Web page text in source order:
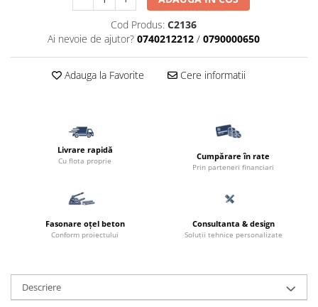
Accesorii pentru termosistem
Accesorii PVC
Vopsea lavabila pentru exterior
Vopsea lavabila pentru interior
vopsele si lacuri
Pervaz geam piatra compozita
Placi ceramice de exterior
Produse auxiliare
Cod Produs: C2136
Ai nevoie de ajutor? 0740212212 / 0790000650
Adauga la Favorite Cere informatii
Livrare rapidă
Cu flota proprie Cumpărare în rate
Prin parteneri financiari
Fasonare oțel beton
Conform proiectului
Consultanta & design
Soluții tehnice personalizate
Descriere